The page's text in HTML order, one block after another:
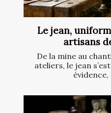
Le jean,
artisans
De la mine au
ateliers, le jean